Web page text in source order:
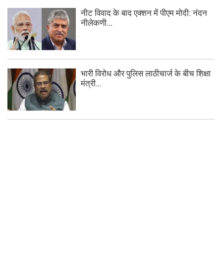
नीट विवाद के बाद एक्शन में पीएम मोदी: नंदन
नीलेकणी...
भारी विरोध और पुलिस लाठीचार्ज के बीच शिक्षा
मंत्री...